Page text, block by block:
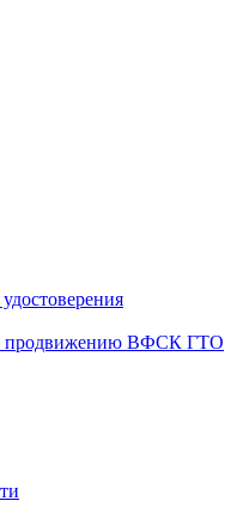
продвижению ВФСК ГТО